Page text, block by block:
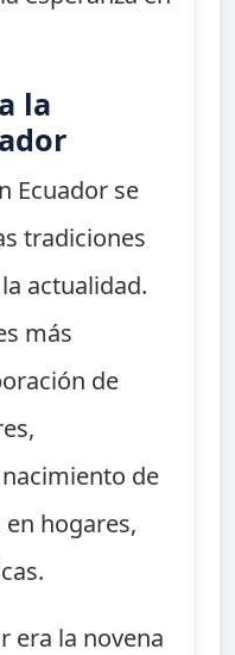
la
Ecuador se
tradiciones
actualidad.
más
de
de
en hogares,
era la novena